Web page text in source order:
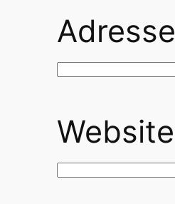
Adresse
Website